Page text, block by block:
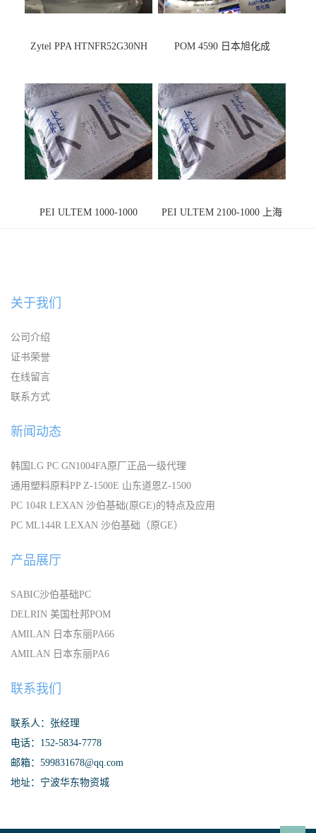
Zytel PPA HTNFR52G30NH POM 4590 日本旭化成
PEI ULTEM 1000-1000
PEI ULTEM 2100-1000 上海
关于我们
公司介绍
证书荣誉
在线留言
联系方式
新闻动态
韩国LG PC GN1004FA原厂正品一级代理
通用塑料原料PP Z-1500E 山东道恩Z-1500
PC 104R LEXAN 沙伯基础(原GE)的特点及应用
PC ML144R LEXAN 沙伯基础（原GE）
产品展厅
SABIC沙伯基础PC
DELRIN 美国杜邦POM
AMILAN 日本东丽PA66
AMILAN 日本东丽PA6
联系我们
联系人：张经理
电话：152-5834-7778
邮箱：599831678@qq.com
地址：宁波华东物资城